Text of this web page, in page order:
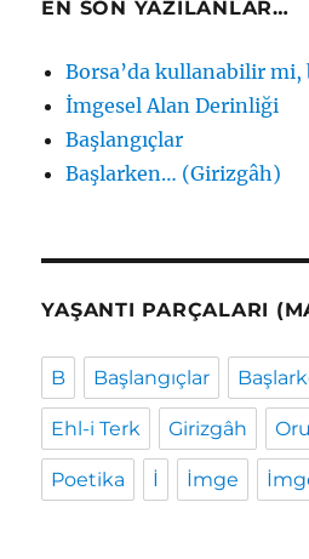
EN SON YAZILANLAR…
Borsa’da kullanabilir mi,
İmgesel Alan Derinliği
Başlangıçlar
Başlarken… (Girizgâh)
YAŞANTI PARÇALARI
B Başlangıçlar
Ehl-i Terk Girizgâh
Poetika İ İmge